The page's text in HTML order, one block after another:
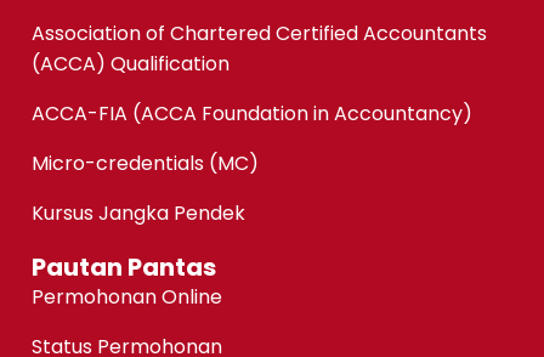
Association of Chartered Certified Accountants
(ACCA) Qualification
ACCA-FIA (ACCA Foundation in Accountancy)
Micro-credentials (MC)
Kursus Jangka Pendek
Pautan Pantas
Permohonan Online
Status Permohonan